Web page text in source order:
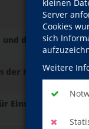
kleinen
Server
Cookies
sich
Weitere
und die 5 Elemente
der Harmonie
Einsteiger -